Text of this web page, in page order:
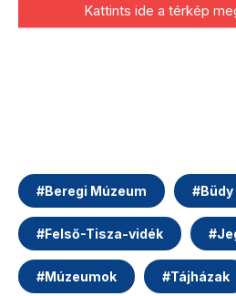
Kattints ide a térkép
#Beregi Múzeum #
#Felső-Tisza-vidék #
#Múzeumok #Tájházak